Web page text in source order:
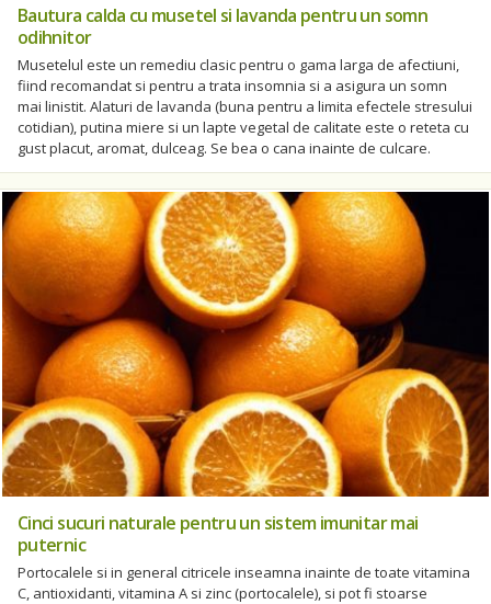
Bautura calda cu musetel si lavanda pentru un somn
odihnitor
Musetelul este un remediu clasic pentru o gama larga de afectiuni,
fiind recomandat si pentru a trata insomnia si a asigura un somn
mai linistit. Alaturi de lavanda (buna pentru a limita efectele stresului
cotidian), putina miere si un lapte vegetal de calitate este o reteta cu
gust placut, aromat, dulceag. Se bea o cana inainte de culcare.
Cinci sucuri naturale pentru un sistem imunitar mai
puternic
Portocalele si in general citricele inseamna inainte de toate vitamina
C, antioxidanti, vitamina A si zinc (portocalele), si pot fi stoarse